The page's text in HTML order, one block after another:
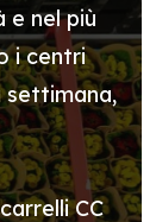
e nel più
i centri
settimana,
CC